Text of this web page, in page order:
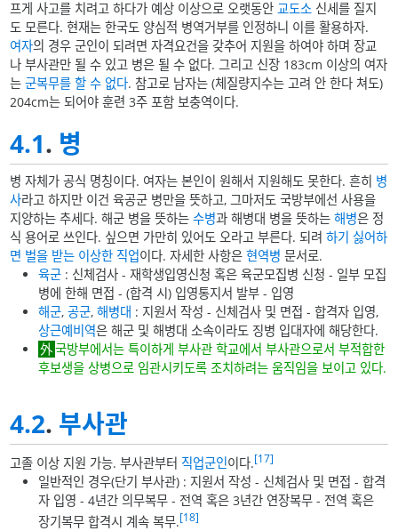
프게 사고를 치려고 하다가 예상 이상으로 오랫동안교도소 신세를 질지
도 모른다. 현재는 한국도 양심적 병역거부를 인정하니 이를 활용하자.
여자의 경우 군인이 되려면 자격요건을 갖추어 지원을 하여야 하며 장교
나 부사관만 될 수 있고 병은 될 수 없다. 그리고 신장 183cm 이상의 여자
는군복무를 할 수 없다. 참고로 남자는 (체질량지수는 고려 안 한다 쳐도)
204cm는 되어야 훈련 3주 포함 보충역이다.
4.1. 병
병 자체가 공식 명칭이다. 여자는 본인이 원해서 지원해도 못한다. 흔히 병
사라고 하지만 이건 육공군 병만을 뜻하고, 그마저도 국방부에선 사용을
지양하는 추세다. 해군 병을 뜻하는수병과 해병대 병을 뜻하는해병은 정
식 용어로 쓰인다. 싶으면 가만히 있어도 오라고 부른다. 되려하기 싫어하
면 벌을 받는 이상한 직업이다. 자세한 사항은현역병 문서로.
육군 : 신체검사 - 재학생입영신청 혹은 육군모집병 신청 - 일부 모집
병에 한해 면접 - (합격 시) 입영통지서 발부 - 입영
해군,공군,해병대 : 지원서 작성 - 신체검사 및 면접 - 합격자 입영,
상근예비역은 해군 및 해병대 소속이라도 징병 입대자에 해당한다.
국방부에서는 특이하게 부사관 학교에서 부사관으로서 부적합한
후보생을 상병으로 임관시키도록 조치하려는 움직임을 보이고 있다.
4.2. 부사관
고졸 이상 지원 가능. 부사관부터 직업군인이다.[17]
일반적인 경우(단기 부사관) : 지원서 작성 - 신체검사 및 면접 - 합격
자 입영 - 4년간 의무복무 - 전역 혹은 3년간 연장복무 - 전역 혹은
장기복무 합격시 계속 복무.[18]